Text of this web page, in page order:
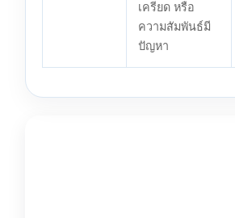
เครียด หรือ
ความสัมพันธ์มี
ปัญหา